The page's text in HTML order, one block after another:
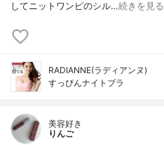
してニットワンピのシル…続きを見る
RADIANNE(ラディアンヌ)
すっぴんナイトブラ
美容好き
りんご